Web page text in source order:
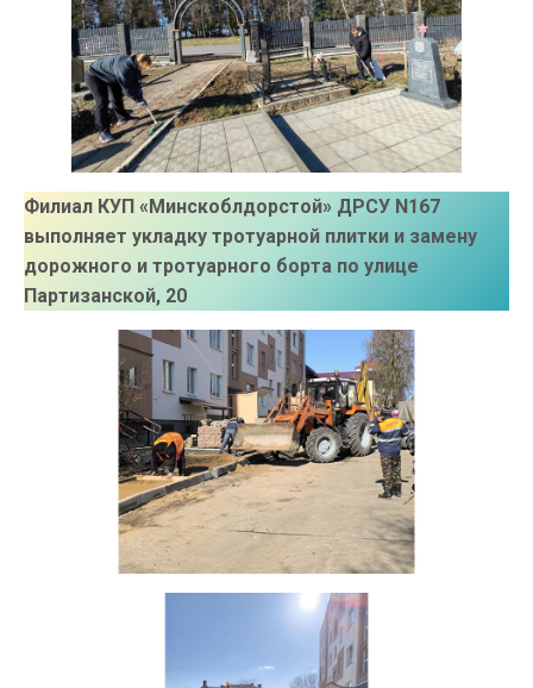
Филиал КУП «Минскоблдорстой» ДРСУ N167
выполняет укладку тротуарной плитки и замену
дорожного и тротуарного борта по улице
Партизанской, 20